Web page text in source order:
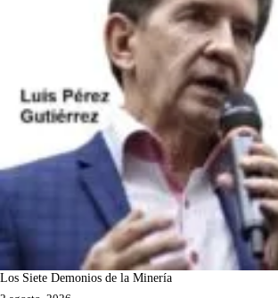
Los Siete Demonios de la Minería